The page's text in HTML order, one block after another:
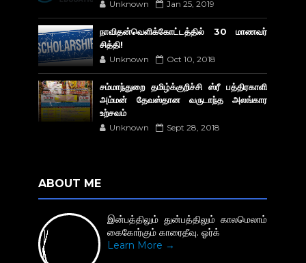
Unknown Jan 25, 2019
நாவிதன்வெளிக்கோட்டத்தில் 30 மாணவர்
சித்தி!
Unknown Oct 10, 2018
சம்மாந்துறை தமிழ்க்குறிச்சி ஸ்ரீ பத்திரகாளி
அம்மன் தேவஸ்தான வருடாந்த அலங்கார
உற்சவம்
Unknown Sept 28, 2018
ABOUT ME
இன்பத்திலும் துன்பத்திலும் காலமெலாம்
கைகோர்கும் காரைதீவு. ஓர்க்
Learn More →